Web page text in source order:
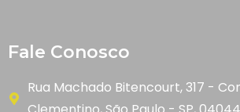
Fale Conosco
Rua Machado Bitencourt, 317 -